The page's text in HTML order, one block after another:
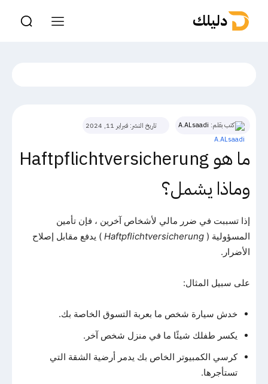
دليلك
كتب بقلم: A.ALsaadi تاريخ النشر: فبراير 11, 2024
ما هو Haftpflichtversicherung
وماذا يشمل؟
إذا تسببت في ضرر مالي لأشخاص آخرين ، فإن تأمين
المسؤولية ( Haftpflichtversicherung ) يدفع مقابل إصلاح
الأضرار.
على سبيل المثال:
خدش سيارة شخص ما بعربة التسوق الخاصة بك.
يكسر طفلك شيئًا ما في منزل شخص آخر.
كرسي الكمبيوتر الخاص بك يدمر أرضية الشقة التي
تستأجرها.